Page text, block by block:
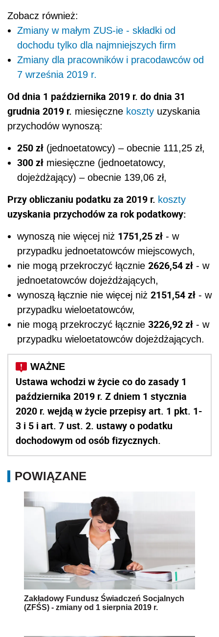
Zobacz również:
Zmiany w małym ZUS-ie - składki od
dochodu tylko dla najmniejszych firm
Zmiany dla pracowników i pracodawców od
7 września 2019 r.
Od dnia 1 października 2019 r. do dnia 31
grudnia 2019 r. miesięczne koszty uzyskania
przychodów wynoszą:
250 zł (jednoetatowcy) – obecnie 111,25 zł,
300 zł miesięczne (jednoetatowcy,
dojeżdżający) – obecnie 139,06 zł,
Przy obliczaniu podatku za 2019 r. koszty
uzyskania przychodów za rok podatkowy:
wynoszą nie więcej niż 1751,25 zł - w
przypadku jednoetatowców miejscowych,
nie mogą przekroczyć łącznie 2626,54 zł - w
jednoetatowców dojeżdżających,
wynoszą łącznie nie więcej niż 2151,54 zł - w
przypadku wieloetatowców,
nie mogą przekroczyć łącznie 3226,92 zł - w
przypadku wieloetatowców dojeżdżających.
Ustawa wchodzi w życie co do zasady 1
października 2019 r. Z dniem 1 stycznia
2020 r. wejdą w życie przepisy art. 1 pkt. 1-
3 i 5 i art. 7 ust. 2. ustawy o podatku
dochodowym od osób fizycznych.
POWIĄZANE
Zakładowy Fundusz Świadczeń Socjalnych
(ZFŚS) - zmiany od 1 sierpnia 2019 r.